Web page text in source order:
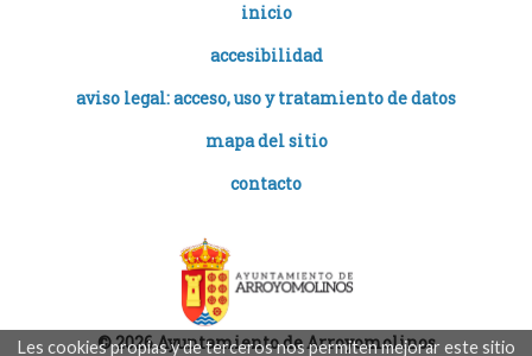
Les cookies propias y de terceros nos permiten mejorar este sitio
inicio
accesibilidad
aviso legal: acceso, uso y tratamiento de datos
mapa del sitio
contacto
© 2026 Ayuntamiento de Arroyomolinos